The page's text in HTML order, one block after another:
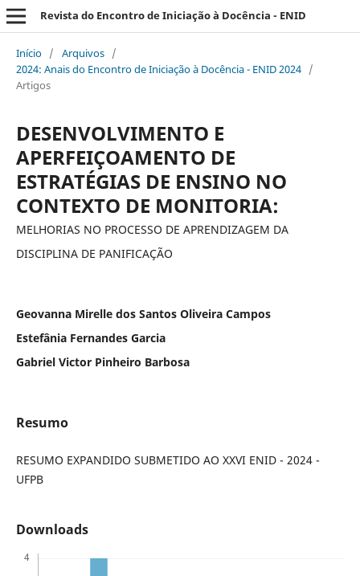
Revista do Encontro de Iniciação à Docência - ENID
Início / Arquivos /
2024: Anais do Encontro de Iniciação à Docência - ENID 2024 /
Artigos
DESENVOLVIMENTO E
APERFEIÇOAMENTO DE
ESTRATÉGIAS DE ENSINO NO
CONTEXTO DE MONITORIA:
MELHORIAS NO PROCESSO DE APRENDIZAGEM DA
DISCIPLINA DE PANIFICAÇÃO
Geovanna Mirelle dos Santos Oliveira Campos
Estefânia Fernandes Garcia
Gabriel Victor Pinheiro Barbosa
Resumo
RESUMO EXPANDIDO SUBMETIDO AO XXVI ENID - 2024 -
UFPB
Downloads